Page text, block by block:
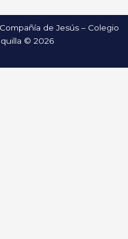
de Jesús – Colegio
© 2026